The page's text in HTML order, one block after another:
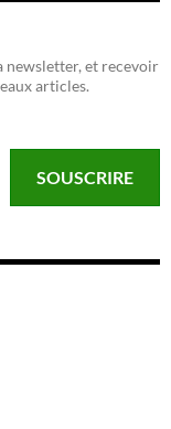
newsletter, et recevoir
articles.
SOUSCRIRE